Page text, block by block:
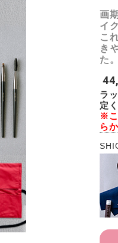
画
イ
こ
き
た。
ラ
定
※こ
ら